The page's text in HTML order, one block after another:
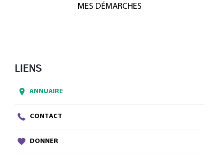
MES DÉMARCHES
LIENS
ANNUAIRE
CONTACT
DONNER